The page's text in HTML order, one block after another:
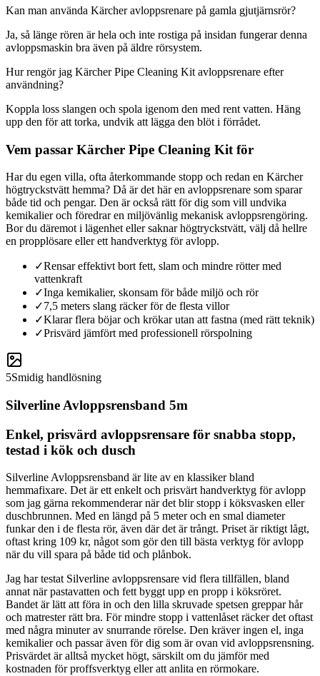
Kan man använda Kärcher avloppsrenare på gamla gjutjärnsrör?
Ja, så länge rören är hela och inte rostiga på insidan fungerar denna
avloppsmaskin bra även på äldre rörsystem.
Hur rengör jag Kärcher Pipe Cleaning Kit avloppsrenare efter
användning?
Koppla loss slangen och spola igenom den med rent vatten. Häng
upp den för att torka, undvik att lägga den blöt i förrådet.
Vem passar Kärcher Pipe Cleaning Kit för
Har du egen villa, ofta återkommande stopp och redan en Kärcher
högtryckstvätt hemma? Då är det här en avloppsrenare som sparar
både tid och pengar. Den är också rätt för dig som vill undvika
kemikalier och föredrar en miljövänlig mekanisk avloppsrengöring.
Bor du däremot i lägenhet eller saknar högtryckstvätt, välj då hellre
en propplösare eller ett handverktyg för avlopp.
✓Rensar effektivt bort fett, slam och mindre rötter med
vattenkraft
✓Inga kemikalier, skonsam för både miljö och rör
✓7,5 meters slang räcker för de flesta villor
✓Klarar flera böjar och krökar utan att fastna (med rätt teknik)
✓Prisvärd jämfört med professionell rörspolning
5Smidig handlösning
Silverline Avloppsrensband 5m
Enkel, prisvärd avloppsrensare för snabba stopp,
testad i kök och dusch
Silverline Avloppsrensband är lite av en klassiker bland
hemmafixare. Det är ett enkelt och prisvärt handverktyg för avlopp
som jag gärna rekommenderar när det blir stopp i köksvasken eller
duschbrunnen. Med en längd på 5 meter och en smal diameter
funkar den i de flesta rör, även där det är trångt. Priset är riktigt lågt,
oftast kring 109 kr, något som gör den till bästa verktyg för avlopp
när du vill spara på både tid och plånbok.
Jag har testat Silverline avloppsrensare vid flera tillfällen, bland
annat när pastavatten och fett byggt upp en propp i köksröret.
Bandet är lätt att föra in och den lilla skruvade spetsen greppar hår
och matrester rätt bra. För mindre stopp i vattenlåset räcker det oftast
med några minuter av snurrande rörelse. Den kräver ingen el, inga
kemikalier och passar även för dig som är ovan vid avloppsrensning.
Prisvärdet är alltså mycket högt, särskilt om du jämför med
kostnaden för proffsverktyg eller att anlita en rörmokare.